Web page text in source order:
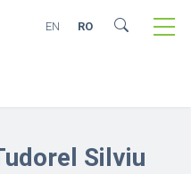
EN RO
Silviu